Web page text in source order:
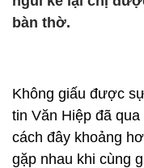
bàn thờ.
Không giấu được
tin Văn Hiệp đã
cách đây khoảng
gặp nhau khi cùng